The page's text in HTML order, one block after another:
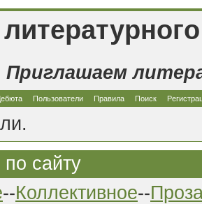
Приглашаем
Пользователи Правила Поиск
сайту
--Коллективное--